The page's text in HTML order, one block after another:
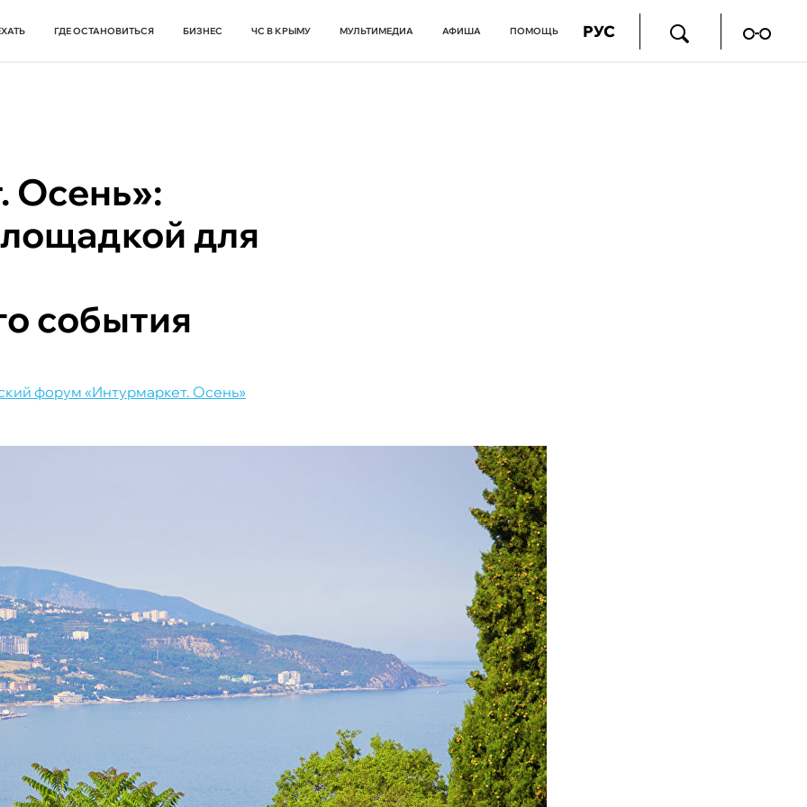
ГДЕ ОСТАНОВИТЬСЯ БИЗНЕС ЧС В КРЫМУ МУЛЬТИМЕДИА АФИША ПОМОЩЬ РУС
Осень»:
для
события
форум «Интурмаркет. Осень»